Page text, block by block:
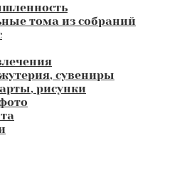
тома из собраний
сувениры
рисунки